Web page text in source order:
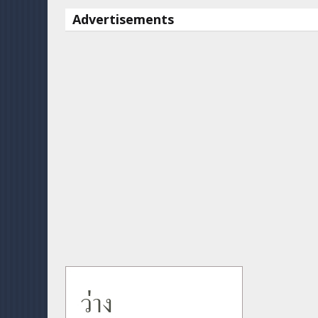
Advertisements